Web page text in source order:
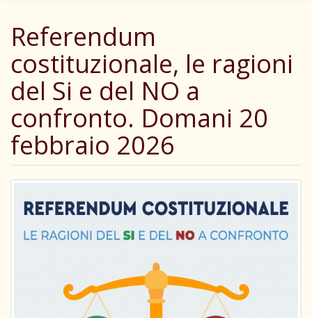
Referendum
costituzionale, le ragioni
del Si e del NO a
confronto. Domani 20
febbraio 2026